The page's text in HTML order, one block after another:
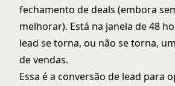
fechamento de deals (embora
melhorar). Está na janela de 48
lead se torna, ou não se torna,
de vendas.
Essa é a conversão de lead para